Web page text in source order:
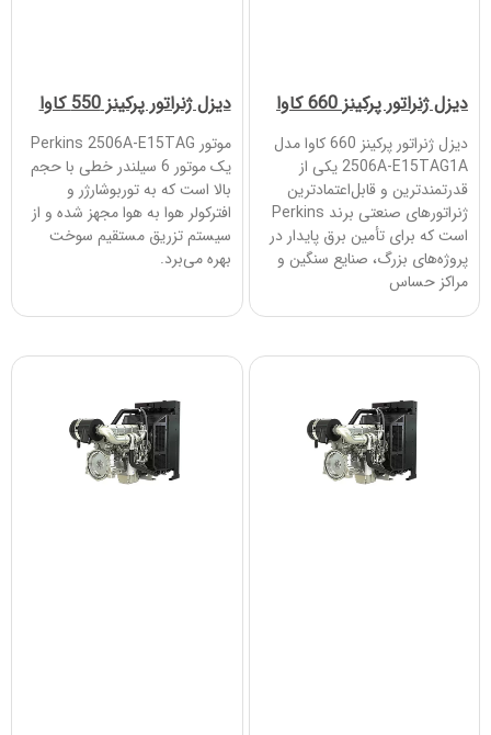
دیزل ژنراتور پرکینز 660 کاوا
دیزل ژنراتور پرکینز 660 کاوا مدل
2506A-E15TAG1A یکی از
قدرتمندترین و قابل‌اعتمادترین
ژنراتورهای صنعتی برند Perkins
است که برای تأمین برق پایدار در
پروژه‌های بزرگ، صنایع سنگین و
مراکز حساس
دیزل ژنراتور پرکینز 550 کاوا
موتور Perkins 2506A-E15TAG
یک موتور 6 سیلندر خطی با حجم
بالا است که به توربوشارژر و
افترکولر هوا به هوا مجهز شده و از
سیستم تزریق مستقیم سوخت
بهره می‌برد.